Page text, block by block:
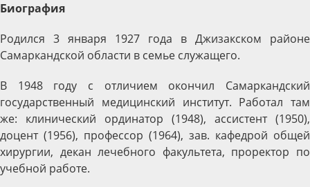
Биография
Родился 3 января 1927 года в Джизакском районе
Самаркандской области в семье служащего.
В 1948 году с отличием окончил Самаркандский
государственный медицинский институт. Работал там
же: клинический ординатор (1948), ассистент (1950),
доцент (1956), профессор (1964), зав. кафедрой общей
хирургии, декан лечебного факультета, проректор по
учебной работе.